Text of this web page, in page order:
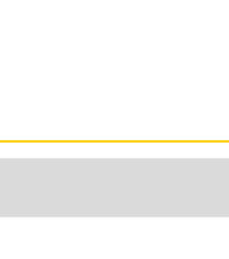
自動適應更新頻率技
配 USB-C 規格的
驗，有線連接頻寬最快
全景聲揚聲器。